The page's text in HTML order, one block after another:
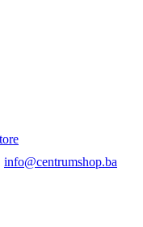
info@centrumshop.ba